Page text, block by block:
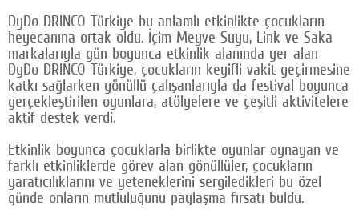
DyDo DRINCO Türkiye bu anlamlı etkinlikte çocukların
heyecanına ortak oldu. İçim Meyve Suyu, Link ve Saka
markalarıyla gün boyunca etkinlik alanında yer alan
DyDo DRINCO Türkiye, çocukların keyifli vakit geçirmesine
katkı sağlarken gönüllü çalışanlarıyla da festival boyunca
gerçekleştirilen oyunlara, atölyelere ve çeşitli aktivitelere
aktif destek verdi.
Etkinlik boyunca çocuklarla birlikte oyunlar oynayan ve
farklı etkinliklerde görev alan gönüllüler, çocukların
yaratıcılıklarını ve yeteneklerini sergiledikleri bu özel
günde onların mutluluğunu paylaşma fırsatı buldu.